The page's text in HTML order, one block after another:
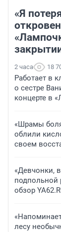
«Я
2 часа 18
Работает в
о сестре
концерте в
«Шрамы
облили
своем
«Девчонки,
подпольной
обзор
лесу